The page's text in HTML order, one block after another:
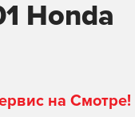
Honda
на